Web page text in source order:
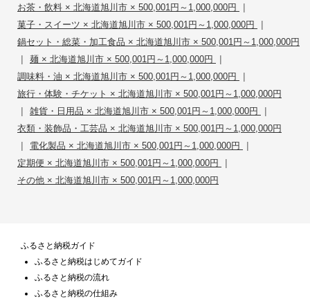
お茶・飲料 × 北海道旭川市 × 500,001円～1,000,000円 |
菓子・スイーツ × 北海道旭川市 × 500,001円～1,000,000円 |
鍋セット・総菜・加工食品 × 北海道旭川市 × 500,001円～1,000,000円
| 麺 × 北海道旭川市 × 500,001円～1,000,000円 |
調味料・油 × 北海道旭川市 × 500,001円～1,000,000円 |
旅行・体験・チケット × 北海道旭川市 × 500,001円～1,000,000円
| 雑貨・日用品 × 北海道旭川市 × 500,001円～1,000,000円 |
衣類・装飾品・工芸品 × 北海道旭川市 × 500,001円～1,000,000円
| 電化製品 × 北海道旭川市 × 500,001円～1,000,000円 |
定期便 × 北海道旭川市 × 500,001円～1,000,000円 |
その他 × 北海道旭川市 × 500,001円～1,000,000円
ふるさと納税ガイド
ふるさと納税はじめてガイド
ふるさと納税の流れ
ふるさと納税の仕組み